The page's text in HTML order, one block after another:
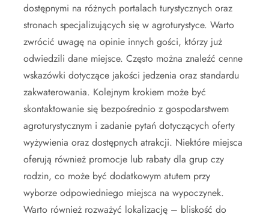
dostępnymi na różnych portalach turystycznych oraz
stronach specjalizujących się w agroturystyce. Warto
zwrócić uwagę na opinie innych gości, którzy już
odwiedzili dane miejsce. Często można znaleźć cenne
wskazówki dotyczące jakości jedzenia oraz standardu
zakwaterowania. Kolejnym krokiem może być
skontaktowanie się bezpośrednio z gospodarstwem
agroturystycznym i zadanie pytań dotyczących oferty
wyżywienia oraz dostępnych atrakcji. Niektóre miejsca
oferują również promocje lub rabaty dla grup czy
rodzin, co może być dodatkowym atutem przy
wyborze odpowiedniego miejsca na wypoczynek.
Warto również rozważyć lokalizację – bliskość do